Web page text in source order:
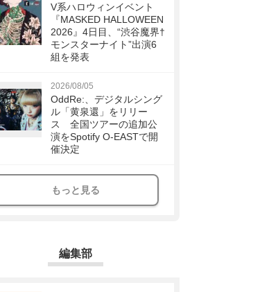
V系ハロウィンイベント
『MASKED HALLOWEEN
2026』4日目、“渋谷魔界†
モンスターナイト”出演6
組を発表
2026/08/05
OddRe:、デジタルシング
ル「黄泉還」をリリー
ス 全国ツアーの追加公
演をSpotify O-EASTで開
催決定
もっと見る
編集部